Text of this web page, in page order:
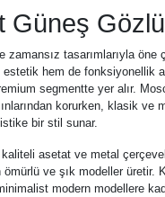
Güneş
zamansız tasarımlarıyla öne
hem de fonksiyonellik
segmentte yer alır.
korurken, klasik ve
bir stil sunar.
asetat ve metal
ömürlü ve şık modeller üretir.
modern modellere